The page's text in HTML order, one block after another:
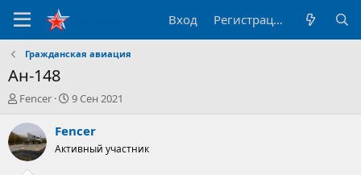
Вход Регистрация
Гражданская авиация
Ан-148
А
т
о
р
Fencer
Д
т
н
9 Сен 2021
Fencer
Активный участник